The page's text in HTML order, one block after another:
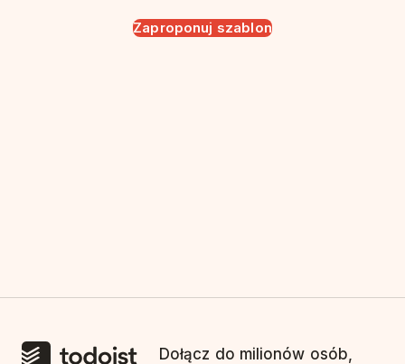
Zaproponuj szablon
Dołącz do milionów osób,